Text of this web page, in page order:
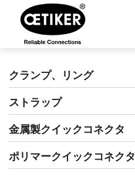
クランプ、リング
ストラップ
金属製クイックコネクタ
ポリマークイックコネクタ